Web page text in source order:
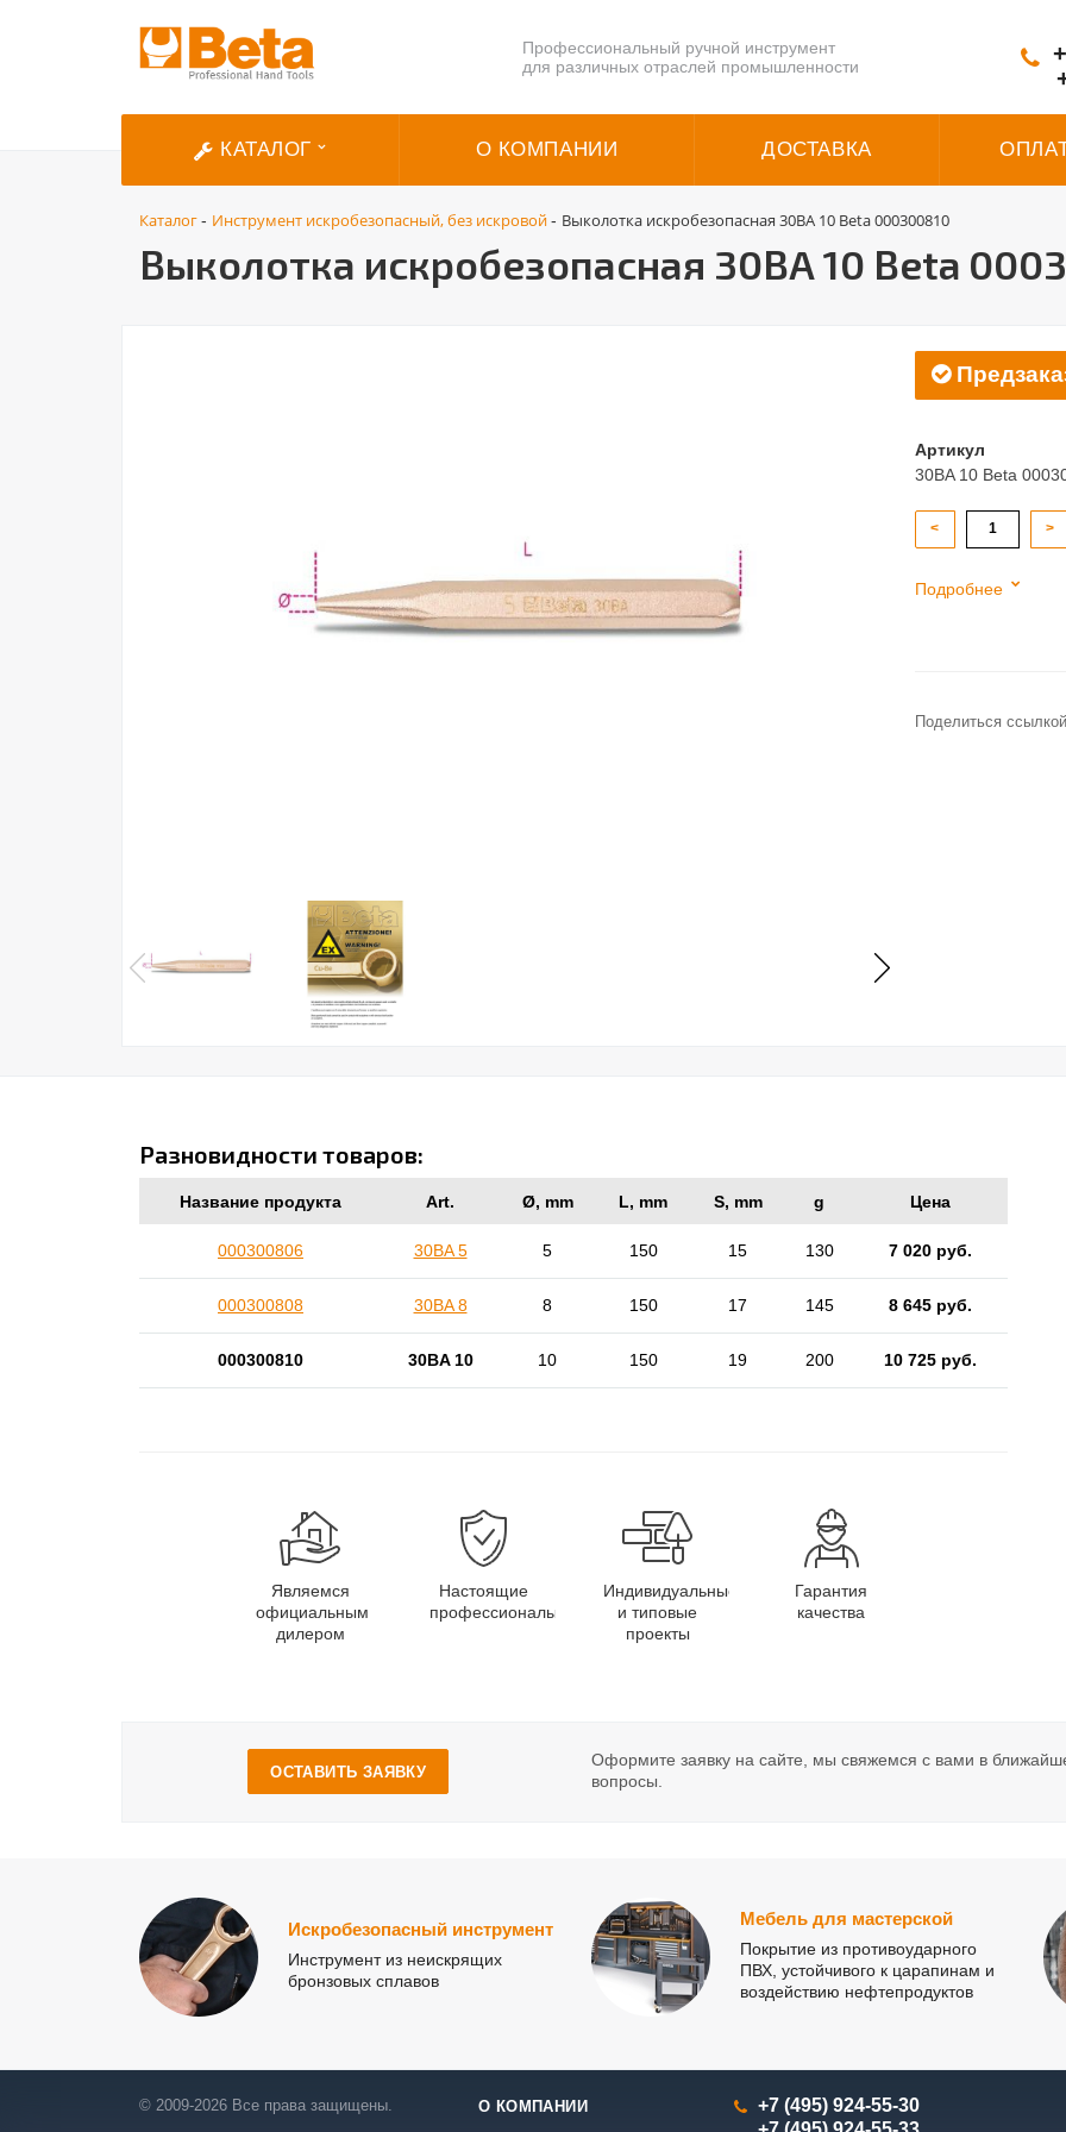
Профессиональный ручной инструмент
для различных отраслей промышленности
КАТАЛОГ О КОМПАНИИ ДОСТАВКА
Каталог- Инструмент искробезопасный, без искровой- Выколотка искробезопасная 30BA 10 Beta 000300810
Выколотка искробезопасная 30BA 10 Beta
Артикул
30BA 10 Beta
< >
Подробнее
Поделиться
Разновидности товаров:
Название продукта Art. Ø, mm L, mm S, mm g Цена
000300806 30BA 5 5 150 15 130 7 020 руб.
000300808 30BA 8 8 150 17 145 8 645 руб.
000300810 30BA 10 10 150 19 200 10 725 руб.
Являемся
официальным
дилером
Настоящие
профессионалы
Индивидуальные
и типовые
проекты
Гарантия
качества
ОСТАВИТЬ ЗАЯВКУ
Оформите заявку на сайте, мы свяжемся с вами в
вопросы.
Искробезопасный инструмент
Инструмент из неискрящих
бронзовых сплавов
Мебель для мастерской
Покрытие из противоударного
ПВХ, устойчивого к царапинам и
воздействию нефтепродуктов
© 2009-2026 Все права защищены. О КОМПАНИИ
+7 (495) 924-55-30